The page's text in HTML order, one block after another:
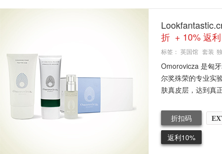
折 + 10% 返利
标签： 英国馆 套装
Omorovicza 是匈
尔奖殊荣的专业实
肤真皮层，达到真
折扣码
返利10%